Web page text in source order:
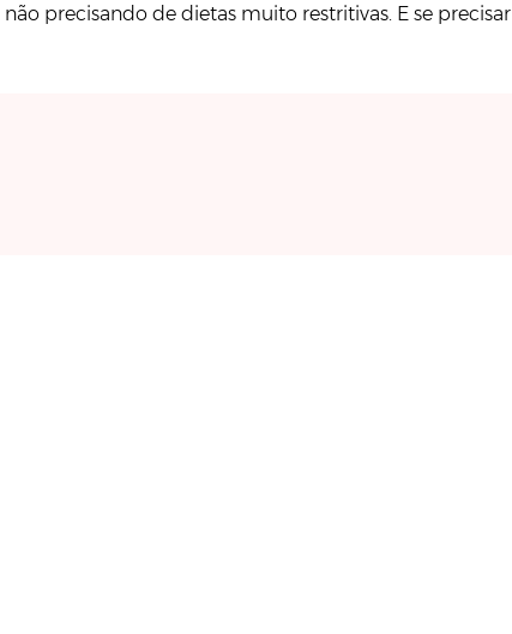
não precisando de dietas muito restritivas. E se precisar